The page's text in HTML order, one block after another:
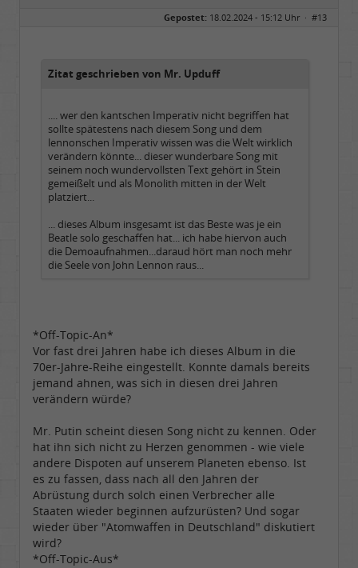
Gepostet: 18.02.2024 - 15:12 Uhr · #13
Zitat geschrieben von Mr. Upduff
.... wer den kantschen Imperativ nicht begriffen hat
sollte spätestens nach diesem Song und dem
lennonschen Imperativ wissen was die Welt wirklich
verändern könnte... dieser wunderbare Song mit
seinem noch wundervollsten Text gehört in Stein
gemeißelt und als Monolith mitten in der Welt
platziert...
... dieses Album insgesamt ist das Beste was je ein
Beatle solo geschaffen hat... ich habe hiervon auch
die Demoaufnahmen...daraud hört man noch mehr
die Seele von John Lennon raus...
*Off-Topic-An*
Vor fast drei Jahren habe ich dieses Album in die
70er-Jahre-Reihe eingestellt. Konnte damals bereits
jemand ahnen, was sich in diesen drei Jahren
verändern würde?
Mr. Putin scheint diesen Song nicht zu kennen. Oder
hat ihn sich nicht zu Herzen genommen - wie viele
andere Dispoten auf unserem Planeten ebenso. Ist
es zu fassen, dass nach all den Jahren der
Abrüstung durch solch einen Verbrecher alle
Staaten wieder beginnen aufzurüsten? Und sogar
wieder über "Atomwaffen in Deutschland" diskutiert
wird?
*Off-Topic-Aus*